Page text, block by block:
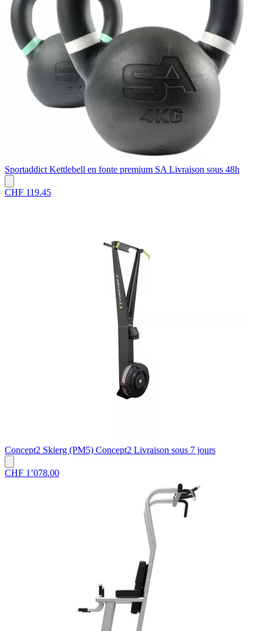
Sportaddict Kettlebell en fonte premium SA Livraison sous 48h
CHF 119.45
Concept2 Skierg (PM5) Concept2 Livraison sous 7 jours
CHF 1’078.00